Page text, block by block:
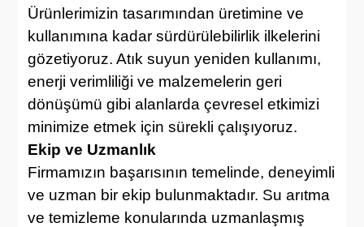
Ürünlerimizin tasarımından üretimine ve
kullanımına kadar sürdürülebilirlik ilkelerini
gözetiyoruz. Atık suyun yeniden kullanımı,
enerji verimliliği ve malzemelerin geri
dönüşümü gibi alanlarda çevresel etkimizi
minimize etmek için sürekli çalışıyoruz.
Ekip ve Uzmanlık
Firmamızın başarısının temelinde, deneyimli
ve uzman bir ekip bulunmaktadır. Su arıtma
ve temizleme konularında uzmanlaşmış